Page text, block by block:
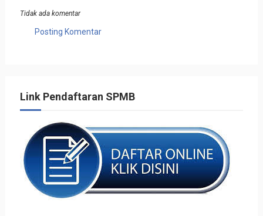
Tidak ada komentar
Posting Komentar
Link Pendaftaran SPMB